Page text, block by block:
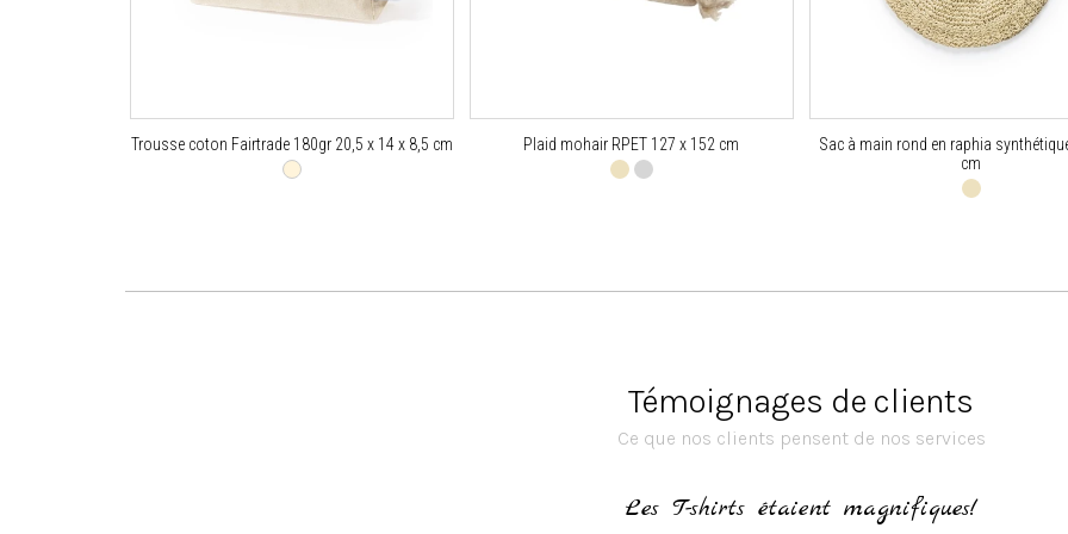
Trousse coton Fairtrade 180gr 20,5 x 14 x 8,5 cm Plaid mohair RPET 127 x 152 cm
Sac à main rond en raphia
cm
Témoignages de clients
Ce que nos clients pensent de nos services
Les T-shirts étaient magnifiques!